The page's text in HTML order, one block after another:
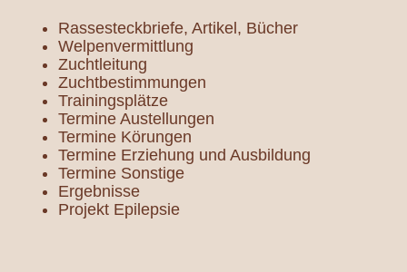
Rassesteckbriefe, Artikel, Bücher
Welpenvermittlung
Zuchtleitung
Zuchtbestimmungen
Trainingsplätze
Termine Austellungen
Termine Körungen
Termine Erziehung und Ausbildung
Termine Sonstige
Ergebnisse
Projekt Epilepsie